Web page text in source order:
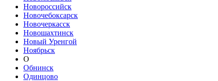
Новороссийск
Новочебоксарск
Новочеркасск
Новошахтинск
Новый Уренгой
Ноябрьск
О
Обнинск
Одинцово